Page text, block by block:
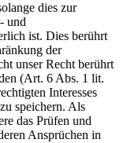
dies zur
und
ist. Dies berührt
der
unser Recht berührt
(Art. 6 Abs. 1 lit.
Interesses
speichern. Als
das Prüfen und
Ansprüchen in